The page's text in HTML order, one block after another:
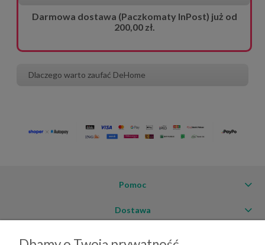
Darmowa dostawa (Paczkomaty InPost) już od
200,00 zł.
Dlaczego warto zaufać DeHome
Pomoc
Dostawa